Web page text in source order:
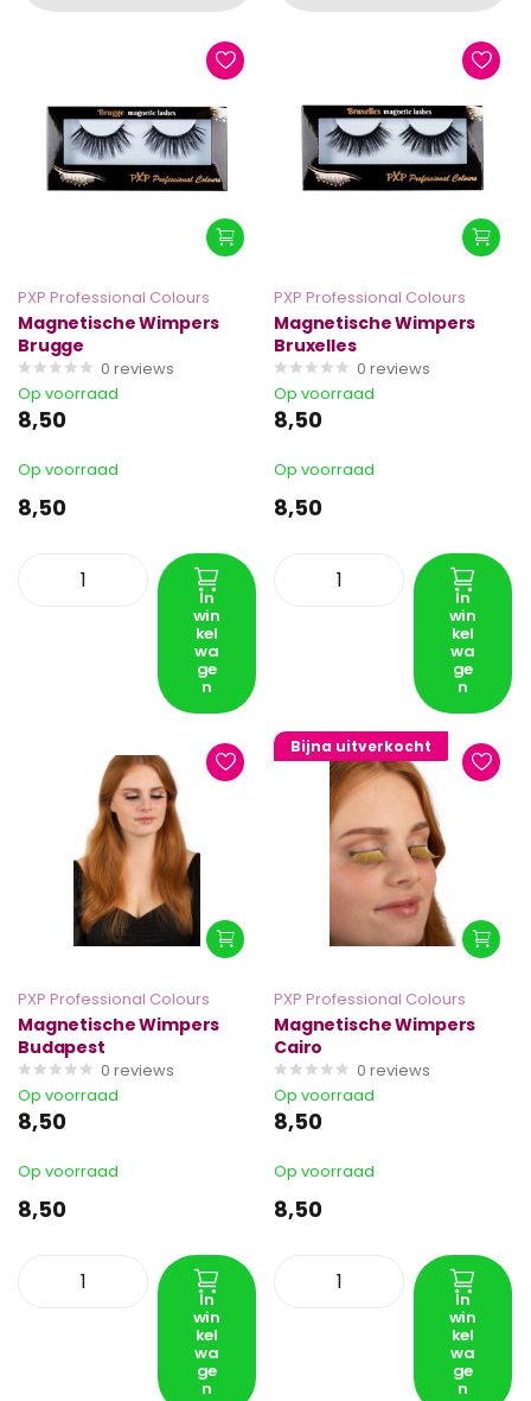
PXP Professional Colours
Magnetische Wimpers
Brugge
0 reviews
Op voorraad
8,50
Op voorraad
8,50
In
win
kel
wa
ge
n
PXP Professional Colours
Magnetische Wimpers
Bruxelles
0 reviews
Op voorraad
8,50
Op voorraad
8,50
In
win
kel
wa
ge
n
PXP Professional Colours
Magnetische Wimpers
Budapest
0 reviews
Op voorraad
8,50
Op voorraad
8,50
In
win
kel
wa
ge
n
Bijna uitverkocht
PXP Professional Colours
Magnetische Wimpers
Cairo
0 reviews
Op voorraad
8,50
Op voorraad
8,50
In
win
kel
wa
ge
n